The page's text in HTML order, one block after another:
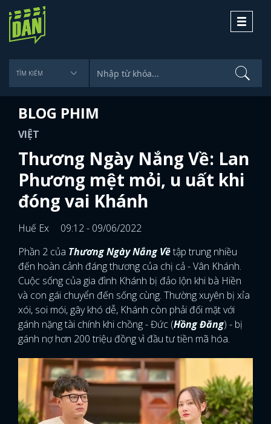
Toggle
BLOG PHIM
VIỆT
Thương Ngày Nắng Về: Lan
Phương mệt mỏi, u uất khi
đóng vai Khánh
Huế Ex
09:12 - 09/06/2022
Phần 2 của Thương Ngày Nắng Vềtập trung nhiều
đến hoàn cảnh đáng thương của chị cả - Vân Khánh.
Cuộc sống của gia đình Khánh bị đảo lộn khi bà Hiền
và con gái chuyển đến sống cùng. Thường xuyên bị xỉa
xói, soi mói, gây khó dễ, Khánh còn phải đối mặt với
gánh nặng tài chính khi chồng - Đức (Hồng Đăng) - bị
gánh nợ hơn 200 triệu đồng vì đầu tư tiền mã hóa.